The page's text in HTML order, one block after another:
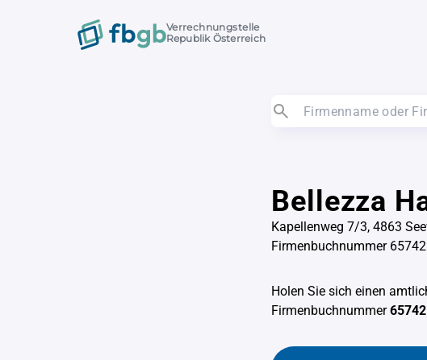
Verrechnungstelle
Republik Österreich
Bellezza
Kapellenweg 7/3, 4863
Firmenbuchnummer
Holen Sie sich einen
Firmenbuchnummer